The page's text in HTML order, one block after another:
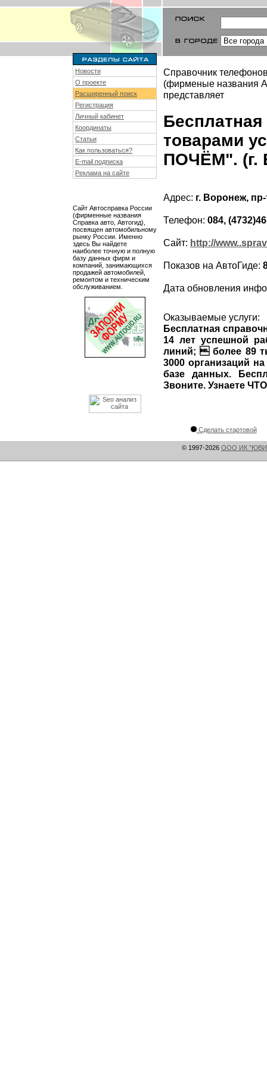
Новости
О проекте
Расширенный поиск
Регистрация
Личный кабинет
Координаты
Статьи
Как пользоваться?
E-mail подписка
Реклама на сайте
Сайт Автосправка России
(фирменные названия
Справка авто, Автогид),
посвящен автомобильному
рынку России. Именно
здесь Вы найдете
наиболее точную и полную
базу данных фирм и
компаний, занимающихся
продажей автомобилей,
ремонтом и техническим
обслуживанием.
Справочник
(фирменые названия
представляет
товарами
ПОЧЁМ". (г.
Адрес: г. Воронеж, пр-
Телефон: 084,
Сайт: http://
Показов на АвтоГиде:
Дата обновления
Оказываемые услуги:
Бесплатная
14 лет успешной
линий;  более 89
3000 организаций
базе данных.
Звоните. Узнаете
Сделать стартовой
© 1997-2026 ООО ИК